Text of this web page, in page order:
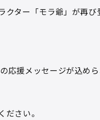
ター「モラ爺」が再び
援メッセージが込めら
さい。